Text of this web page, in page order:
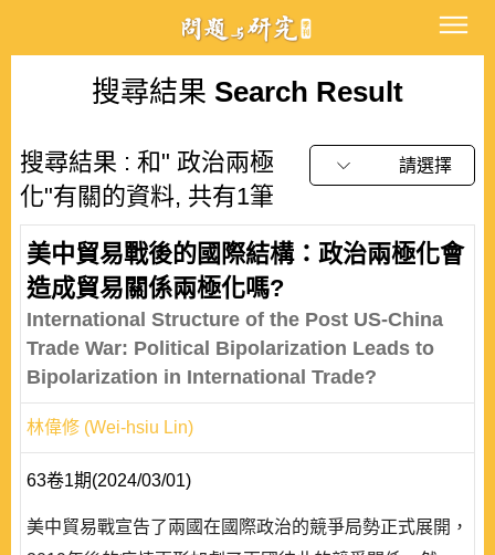
搜尋結果 Search Result
搜尋結果 : 和" 政治兩極
化"有關的資料, 共有1筆
請選擇
美中貿易戰後的國際結構：政治兩極化會
造成貿易關係兩極化嗎?
International Structure of the Post US-China
Trade War: Political Bipolarization Leads to
Bipolarization in International Trade?
林偉修 (Wei-hsiu Lin)
63卷1期(2024/03/01)
美中貿易戰宣告了兩國在國際政治的競爭局勢正式展開，